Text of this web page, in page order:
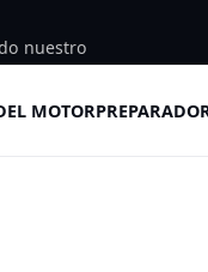
nuestro
MOTOR